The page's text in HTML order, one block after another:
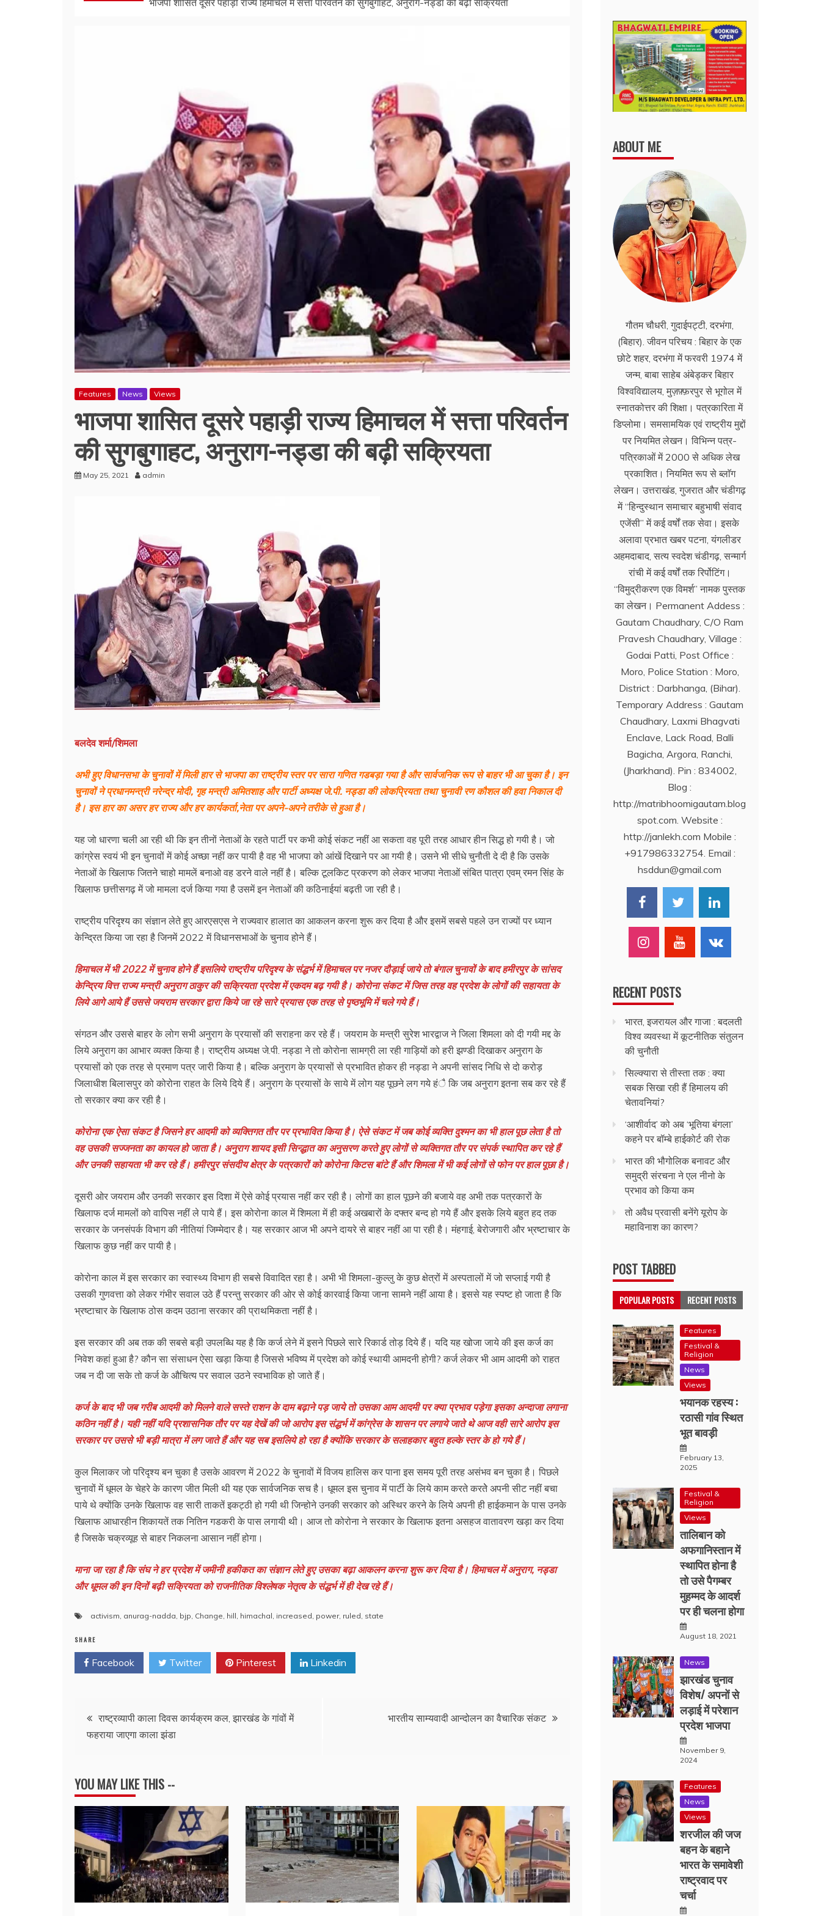
भाजपा शासित दूसरे पहाड़ी राज्य हिमाचल में सत्ता परिवर्तन की सुगबुगाहट, अनुराग-नड्डा की बढ़ी सक्रियता
Features News Views
भाजपा शासित दूसरे पहाड़ी राज्य हिमाचल में सत्ता परिवर्तन
की सुगबुगाहट, अनुराग-नड्डा की बढ़ी सक्रियता
May 25, 2021 admin
बलदेव शर्मा/शिमला
अभी हुए विधानसभा के चुनावों में मिली हार से भाजपा का राष्ट्रीय स्तर पर सारा गणित गडबड़ा गया है और सार्वजनिक रूप से बाहर भी आ चुका है। इन
चुनावों ने प्रधानमन्त्री नरेन्द्र मोदी, गृह मन्त्री अमितशाह और पार्टी अध्यक्ष जे.पी. नड्डा की लोकप्रियता तथा चुनावी रण कौशल की हवा निकाल दी
है। इस हार का असर हर राज्य और हर कार्यकर्ता,नेता पर अपने-अपने तरीके से हुआ है।
यह जो धारणा चली आ रही थी कि इन तीनों नेताओं के रहते पार्टी पर कभी कोई संकट नहीं आ सकता वह पूरी तरह आधार हीन सिद्ध हो गयी है। जो
कांग्रेस स्वयं भी इन चुनावों में कोई अच्छा नहीं कर पायी है वह भी भाजपा को आंखें दिखाने पर आ गयी है। उसने भी सीधे चुनौती दे दी है कि उसके
नेताओं के खिलाफ जितने चाहो मामलें बनाओ वह डरने वाले नहीं है। बल्कि टूलकिट प्रकरण को लेकर भाजपा नेताओं संबित पात्रा एवम् रमन सिंह के
खिलाफ छत्तीसगढ़ में जो मामला दर्ज किया गया है उसमें इन नेताओं की कठिनाईयां बढ़ती जा रही है।
राष्ट्रीय परिदृश्य का संज्ञान लेते हुए आरएसएस ने राज्यवार हालात का आकलन करना शुरू कर दिया है और इसमें सबसे पहले उन राज्यों पर ध्यान
केन्द्रित किया जा रहा है जिनमें 2022 में विधानसभाओं के चुनाव होने हैं।
हिमाचल में भी 2022 में चुनाव होने हैं इसलिये राष्ट्रीय परिदृश्य के संद्धर्भ में हिमाचल पर नजर दौड़ाई जाये तो बंगाल चुनावों के बाद हमीरपुर के सांसद
केन्द्रिय वित्त राज्य मन्त्री अनुराग ठाकुर की सक्रियता प्रदेश में एकदम बढ़ गयी है। कोरोना संकट में जिस तरह वह प्रदेश के लोगों की सहायता के
लिये आगे आये हैं उससे जयराम सरकार द्वारा किये जा रहे सारे प्रयास एक तरह से पृष्ठभूमि में चले गये हैं।
संगठन और उससे बाहर के लोग सभी अनुराग के प्रयासों की सराहना कर रहे हैं। जयराम के मन्त्री सुरेश भारद्वाज ने जिला शिमला को दी गयी मद्द के
लिये अनुराग का आभार व्यक्त किया है। राष्ट्रीय अध्यक्ष जे.पी. नड्डा ने तो कोरोना सामग्री ला रही गाड़ियों को हरी झण्डी दिखाकर अनुराग के
प्रयासों को एक तरह से प्रमाण पत्र जारी किया है। बल्कि अनुराग के प्रयासों से प्रभावित होकर ही नड्डा ने अपनी सांसद निधि से दो करोड़
जिलाधीश बिलासपुर को कोरोना राहत के लिये दिये हैं। अनुराग के प्रयासों के साये में लोग यह पूछने लग गये हंै कि जब अनुराग इतना सब कर रहे हैं
तो सरकार क्या कर रही है।
कोरोना एक ऐसा संकट है जिसने हर आदमी को व्यक्तिगत तौर पर प्रभावित किया है। ऐसे संकट में जब कोई व्यक्ति दुश्मन का भी हाल पूछ लेता है तो
वह उसकी सज्जनता का कायल हो जाता है। अनुराग शायद इसी सिन्द्धात का अनुसरण करते हुए लोगों से व्यक्तिगत तौर पर संपर्क स्थापित कर रहे हैं
और उनकी सहायता भी कर रहे हैं। हमीरपुर संसदीय क्षेत्र के पत्रकारों को कोरोना किटस बांटे हैं और शिमला में भी कई लोगों से फोन पर हाल पूछा है।
दूसरी ओर जयराम और उनकी सरकार इस दिशा में ऐसे कोई प्रयास नहीं कर रही है। लोगों का हाल पूछने की बजाये वह अभी तक पत्रकारों के
खिलाफ दर्ज मामलों को वापिस नहीं ले पाये हैं। इस कोरोना काल में शिमला में ही कई अखबारों के दफ्तर बन्द हो गये हैं और इसके लिये बहुत हद तक
सरकार के जनसंपर्क विभाग की नीतियां जिम्मेदार है। यह सरकार आज भी अपने दायरे से बाहर नहीं आ पा रही है। मंहगाई, बेरोजगारी और भ्रष्टाचार के
खिलाफ कुछ नहीं कर पायी है।
कोरोना काल में इस सरकार का स्वास्थ्य विभाग ही सबसे विवादित रहा है। अभी भी शिमला-कुल्लु के कुछ क्षेत्रों में अस्पतालों में जो सप्लाई गयी है
उसकी गुणवत्ता को लेकर गंभीर सवाल उठे हैं परन्तु सरकार की ओर से कोई कारवाई किया जाना सामने नहीं आया है। इससे यह स्पष्ट हो जाता है कि
भ्रष्टाचार के खिलाफ ठोस कदम उठाना सरकार की प्राथमिकता नहीं है।
इस सरकार की अब तक की सबसे बड़ी उपलब्धि यह है कि कर्ज लेने में इसने पिछले सारे रिकार्ड तोड़ दिये हैं। यदि यह खोजा जाये की इस कर्ज का
निवेश कहां हुआ है? कौन सा संसाधन ऐसा खड़ा किया है जिससे भविष्य में प्रदेश को कोई स्थायी आमदनी होगी? कर्ज लेकर भी आम आदमी को राहत
जब न दी जा सके तो कर्ज के औचित्य पर सवाल उठने स्वभाविक हो जाते हैं।
कर्ज के बाद भी जब गरीब आदमी को मिलने वाले सस्ते राशन के दाम बढ़ाने पड़ जाये तो उसका आम आदमी पर क्या प्रभाव पड़ेगा इसका अन्दाजा लगाना
कठिन नहीं है। यही नहीं यदि प्रशासनिक तौर पर यह देखें की जो आरोप इस संद्धर्भ में कांग्रेस के शासन पर लगाये जाते थे आज वही सारे आरोप इस
सरकार पर उससे भी बड़ी मात्रा में लग जाते हैं और यह सब इसलिये हो रहा है क्योंकि सरकार के सलाहकार बहुत हल्के स्तर के हो गये हैं।
कुल मिलाकर जो परिदृश्य बन चुका है उसके आवरण में 2022 के चुनावों में विजय हालिस कर पाना इस समय पूरी तरह असंभव बन चुका है। पिछले
चुनावों में धूमल के चेहरे के कारण जीत मिली थी यह एक सार्वजनिक सच है। धूमल इस चुनाव में पार्टी के लिये काम करते करतेे अपनी सीट नहीं बचा
पाये थे क्योंकि उनके खिलाफ वह सारी ताकतें इकट्ठी हो गयी थी जिन्होने उनकी सरकार को अस्थिर करने के लिये अपनी ही हाईकमान के पास उनके
खिलाफ आधारहीन शिकायतें तक नितिन गडकरी के पास लगायी थी। आज तो कोरोना ने सरकार के खिलाफ इतना असहज वातावरण खड़ा कर दिया
है जिसके चक्रव्यूह से बाहर निकलना आसान नहीं होगा।
माना जा रहा है कि संघ ने हर प्रदेश में जमीनी हकीकत का संज्ञान लेते हुए उसका बढ़ा आकलन करना शुरू कर दिया है। हिमाचल में अनुराग, नड्डा
और धूमल की इन दिनों बढ़ी सक्रियता को राजनीतिक विश्लेषक नेतृत्व के संद्धर्भ में ही देख रहे हैं।
activism anurag-nadda bjp Change hill himachal increased power, ruled state
SHARE
Facebook Twitter Pinterest Linkedin
Post
navigation
राष्ट्रव्यापी काला दिवस कार्यक्रम कल, झारखंड के गांवों में
फहराया जाएगा काला झंडा
भारतीय साम्यवादी आन्दोलन का वैचारिक संकट
YOU MAY LIKE THIS --
ABOUT ME
गौतम चौधरी, गुदाईपट्टी, दरभंगा,
(बिहार). जीवन परिचय : बिहार के एक
छोटे शहर, दरभंगा में फरवरी 1974 में
जन्म, बाबा साहेब अंबेड्कर बिहार
विश्वविद्यालय, मुज़फ़्फ़रपुर से भूगोल में
स्नातकोत्तर की शिक्षा। पत्रकारिता में
डिप्लोमा। समसामयिक एवं राष्ट्रीय मुद्दों
पर नियमित लेखन। विभिन्न पत्र-
पत्रिकाओं में 2000 से अधिक लेख
प्रकाशित। नियमित रूप से ब्लाॅग
लेखन। उत्तराखंड, गुजरात और चंडीगढ़
में ‘‘हिन्दुस्थान समाचार बहुभाषी संवाद
एजेंसी’’ में कई वर्षों तक सेवा। इसके
अलावा प्रभात खबर पटना, यंगलीडर
अहमदाबाद, सत्य स्वदेश चंडीगढ़, सन्मार्ग
रांची में कई वर्षों तक रिर्पोटिंग।
‘‘विमुद्रीकरण एक विमर्श’’ नामक पुस्तक
का लेखन। Permanent Addess :
Gautam Chaudhary, C/O Ram
Pravesh Chaudhary, Village :
Godai Patti, Post Office :
Moro, Police Station : Moro,
District : Darbhanga, (Bihar).
Temporary Address : Gautam
Chaudhary, Laxmi Bhagvati
Enclave, Lack Road, Balli
Bagicha, Argora, Ranchi,
(Jharkhand). Pin : 834002,
Blog :
http://matribhoomigautam.blog
spot.com. Website :
http://janlekh.com Mobile :
+917986332754. Email :
hsddun@gmail.com
RECENT POSTS
भारत, इजरायल और गाजा : बदलती
विश्व व्यवस्था में कूटनीतिक संतुलन
की चुनौती
सिल्क्यारा से तीस्ता तक : क्या
सबक सिखा रही हैं हिमालय की
चेतावनियां?
‘आशीर्वाद’ को अब ‘भूतिया बंगला’
कहने पर बॉम्बे हाईकोर्ट की रोक
भारत की भौगोलिक बनावट और
समुद्री संरचना ने एल नीनो के
प्रभाव को किया कम
तो अवैध प्रवासी बनेंगे यूरोप के
महाविनाश का कारण?
POST TABBED
POPULAR POSTS RECENT POSTS
Features
Festival &
Religion
News
Views
भयानक रहस्य :
रठासी गांव स्थित
भूत बावड़ी
February 13,
2025
Festival &
Religion
Views
तालिबान को
अफगानिस्तान में
स्थापित होना है
तो उसे पैगम्बर
मुहम्मद के आदर्श
पर ही चलना होगा
August 18, 2021
News
झारखंड चुनाव
विशेष/ अपनों से
लड़ाई में परेशान
प्रदेश भाजपा
November 9,
2024
Features
News
Views
शरजील की जज
बहन के बहाने
भारत के समावेशी
राष्ट्रवाद पर
चर्चा